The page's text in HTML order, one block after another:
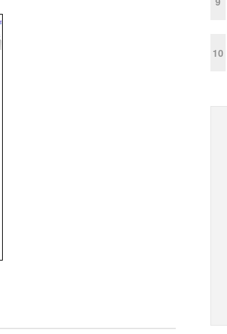
10